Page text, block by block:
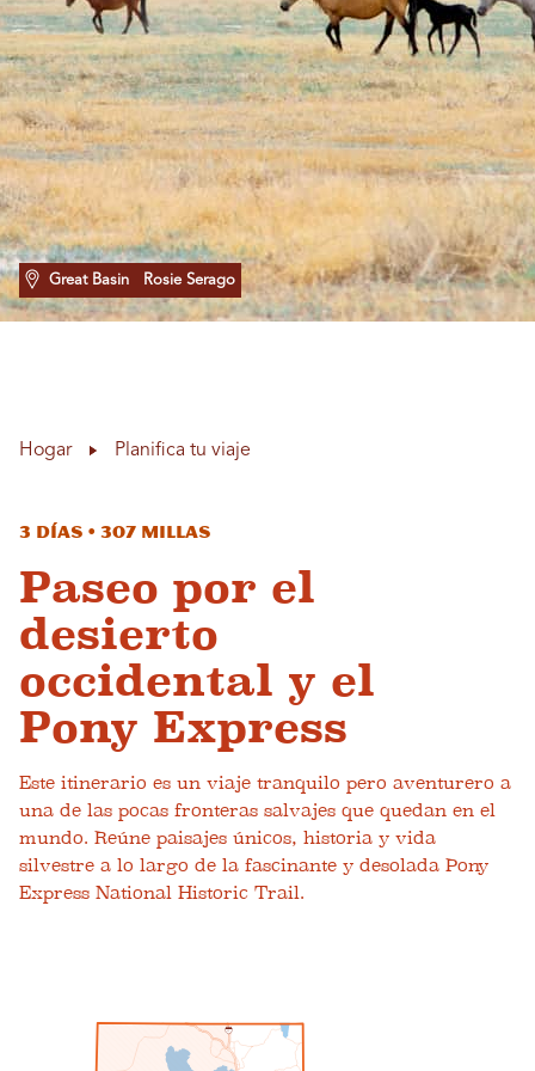
Great Basin Rosie Serago
Hogar Planifica tu viaje
3 días • 307 millas
Paseo por el
desierto
occidental y el
Pony Express
Este itinerario es un viaje tranquilo pero aventurero a
una de las pocas fronteras salvajes que quedan en el
mundo. Reúne paisajes únicos, historia y vida
silvestre a lo largo de la fascinante y desolada Pony
Express National Historic Trail.
15